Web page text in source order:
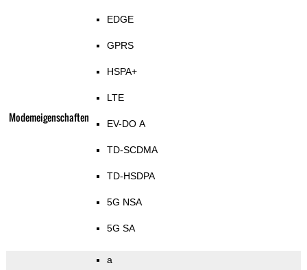
Modemeigenschaften
EDGE
GPRS
HSPA+
LTE
EV-DO A
TD-SCDMA
TD-HSDPA
5G NSA
5G SA
a